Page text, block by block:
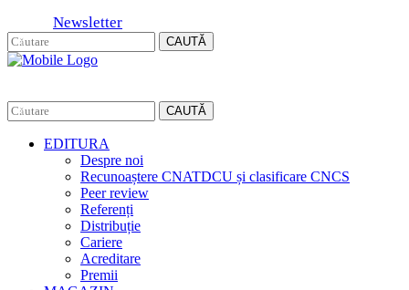
Newsletter
CAUTĂ
CAUTĂ
EDITURA
Despre noi
Recunoaștere CNATDCU și clasificare CNCS
Peer review
Referenți
Distribuție
Cariere
Acreditare
Premii